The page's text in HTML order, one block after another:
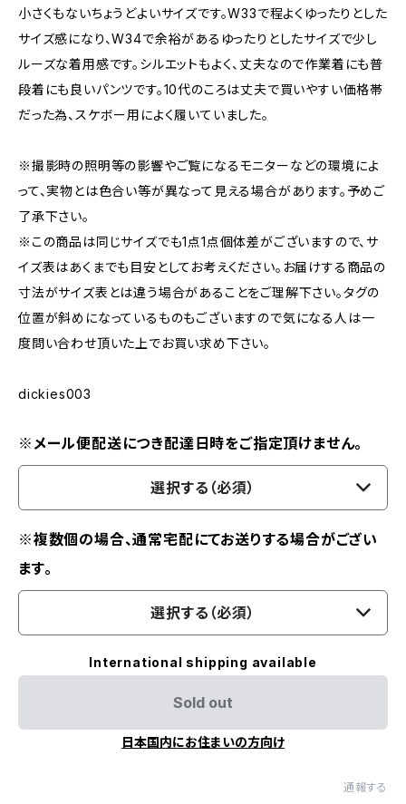
小さくもないちょうどよいサイズです。W33で程よくゆったりとした
サイズ感になり、W34で余裕があるゆったりとしたサイズで少し
ルーズな着用感です。シルエットもよく、丈夫なので作業着にも普
段着にも良いパンツです。10代のころは丈夫で買いやすい価格帯
だった為、スケボー用によく履いていました。
※撮影時の照明等の影響やご覧になるモニターなどの環境によ
って、実物とは色合い等が異なって見える場合があります。予めご
了承下さい。
※この商品は同じサイズでも1点1点個体差がございますので、サ
イズ表はあくまでも目安としてお考えください。お届けする商品の
寸法がサイズ表とは違う場合があることをご理解下さい。タグの
位置が斜めになっているものもございますので気になる人は一
度問い合わせ頂いた上でお買い求め下さい。
dickies003
※メール便配送につき配達日時をご指定頂けません。
選択する（必須）
※複数個の場合、通常宅配にてお送りする場合がござい
ます。
選択する（必須）
International shipping available
Sold out
日本国内にお住まいの方向け
通報する